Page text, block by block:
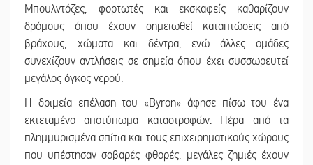
Μπουλντόζες, φορτωτές και εκσκαφείς καθαρίζουν
δρόμους όπου έχουν σημειωθεί καταπτώσεις από
βράχους, χώματα και δέντρα, ενώ άλλες ομάδες
συνεχίζουν αντλήσεις σε σημεία όπου έχει συσσωρευτεί
μεγάλος όγκος νερού.
Η δριμεία επέλαση του «Byron» άφησε πίσω του ένα
εκτεταμένο αποτύπωμα καταστροφών. Πέρα από τα
πλημμυρισμένα σπίτια και τους επιχειρηματικούς χώρους
που υπέστησαν σοβαρές φθορές, μεγάλες ζημιές έχουν